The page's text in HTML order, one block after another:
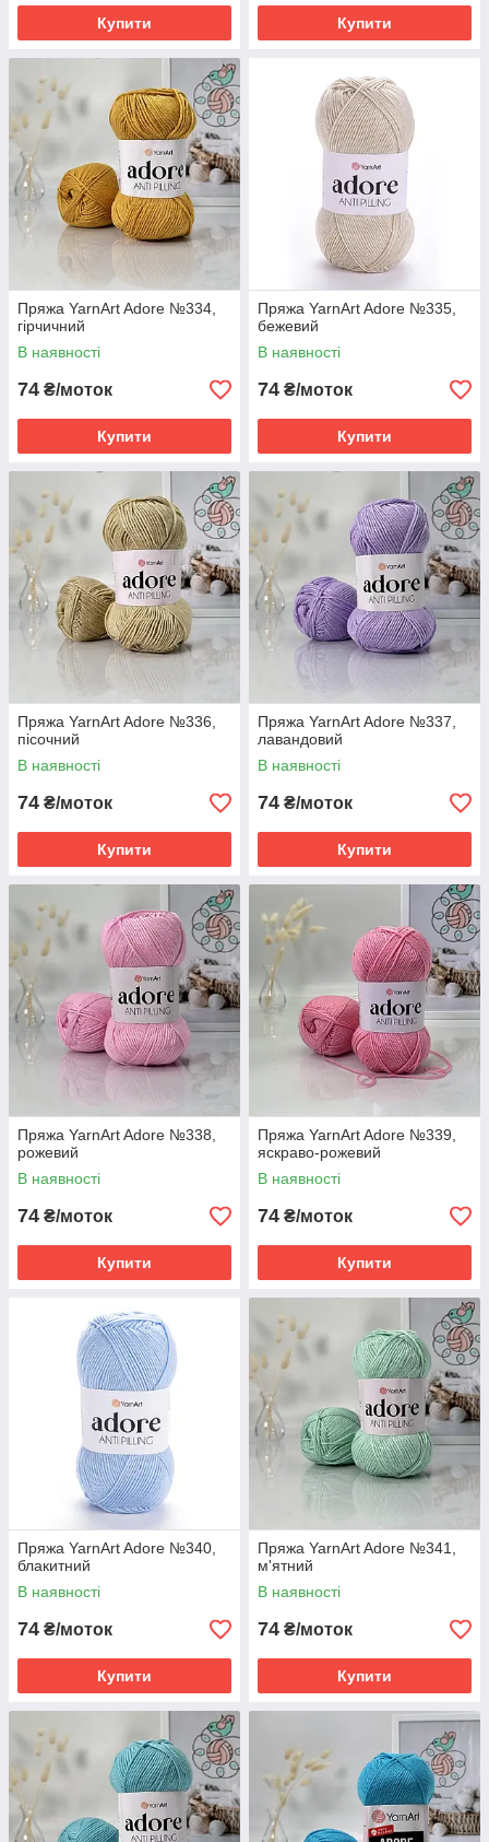
Купити Купити
Пряжа YarnArt Adore №334,
гірчичний
В наявності
74 ₴/моток
Купити
Пряжа YarnArt Adore №335,
бежевий
В наявності
74 ₴/моток
Купити
Пряжа YarnArt Adore №336,
пісочний
В наявності
74 ₴/моток
Купити
Пряжа YarnArt Adore №337,
лавандовий
В наявності
74 ₴/моток
Купити
Пряжа YarnArt Adore №338,
рожевий
В наявності
74 ₴/моток
Купити
Пряжа YarnArt Adore №339,
яскраво-рожевий
В наявності
74 ₴/моток
Купити
Пряжа YarnArt Adore №340,
блакитний
В наявності
74 ₴/моток
Купити
Пряжа YarnArt Adore №341,
м'ятний
В наявності
74 ₴/моток
Купити